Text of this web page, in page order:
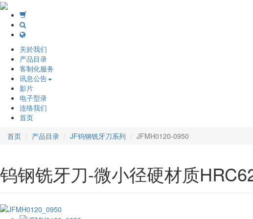
关於我们
产品目录
客制化服务
讯息公告
影片
电子型录
连络我们
首页
首页
产品目录 JF钨钢铣牙刀系列 JFMH0120-0950
钨钢铣牙刀-微小径硬材质